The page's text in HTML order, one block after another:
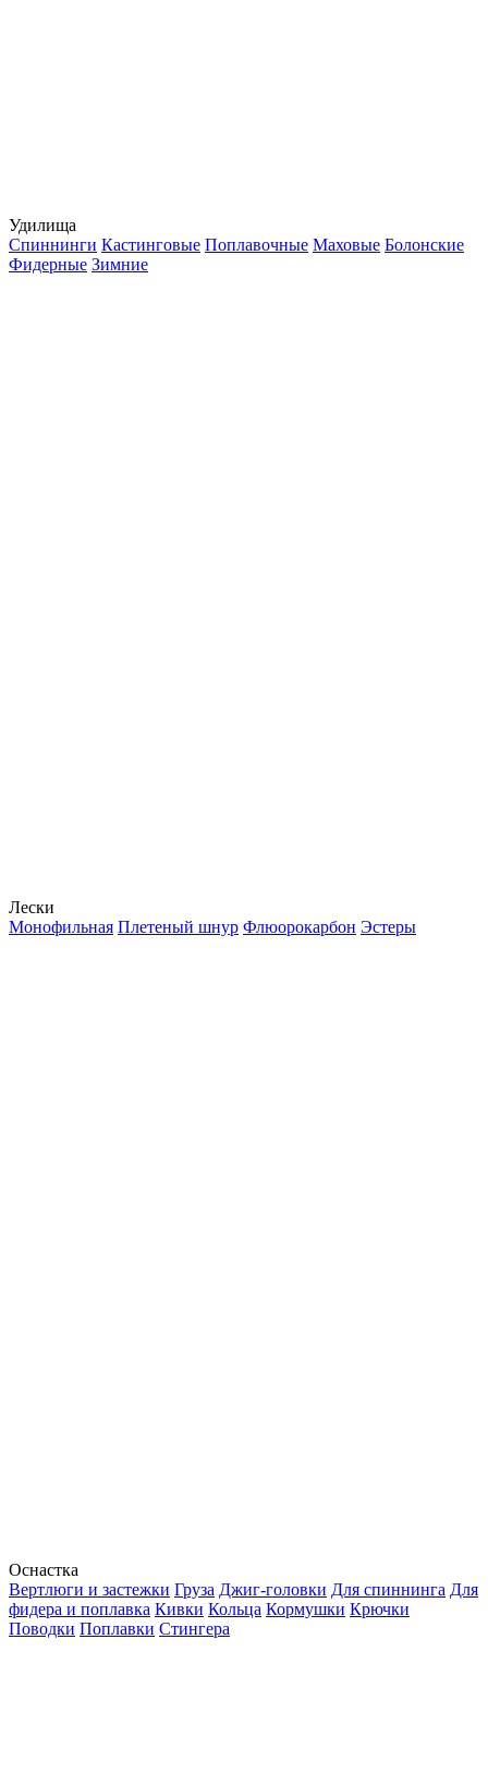
Удилища
Спиннинги Кастинговые Поплавочные Маховые Болонские
Фидерные Зимние
Лески
Монофильная Плетеный шнур Флюорокарбон Эстеры
Оснастка
Вертлюги и застежки Груза Джиг-головки Для спиннинга Для
фидера и поплавка Кивки Кольца Кормушки Крючки
Поводки Поплавки Стингера